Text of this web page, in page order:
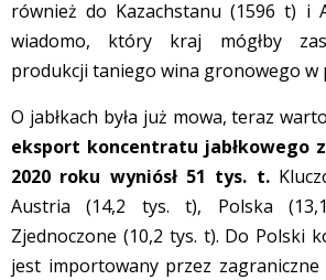
również do Kazachstanu (1596 t) i
wiadomo, który kraj mógłby
produkcji taniego wina gronowego w
O jabłkach była już mowa, teraz
eksport koncentratu jabłkowego
2020 roku wyniósł 51 tys. t.
Austria (14,2 tys. t), Polska
Zjednoczone (10,2 tys. t). Do Polski
jest importowany przez